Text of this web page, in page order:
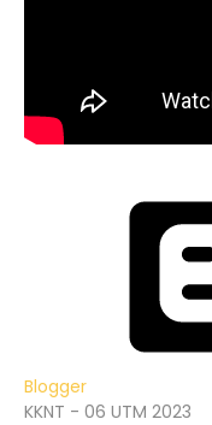
Blogger
KKNT - 06 UTM 2023